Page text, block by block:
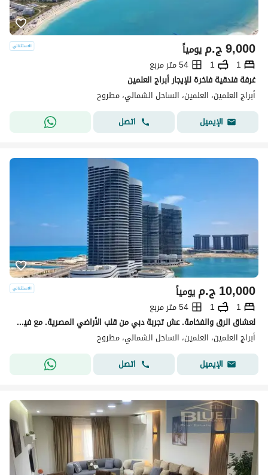
ج.م9,000 يومياً
1
1
54 متر مربع
غرفة فندقية فاخرة للإيجار أبراج العلمين
أبراج العلمين، العلمين، الساحل الشمالي، مطروح
الإيميل
اتصل
ج.م10,000 يومياً
1
1
54 متر مربع
لعشاق الرق والفخامة. عش تجربة دبي من قلب الأراضي المصرية. مع فيو خرافي للبحر والبحيرات. استمتع بتجربة مصيفية لا تنسي طوال العمر. في برج The Gate أميز أبراج العلمين الجديدة. الدور الثامن. غرفة فندقية فاخرة ذت إطلالة ساحرة لا تقاوم. جميع محتويات الشاليه من
أبراج العلمين، العلمين، الساحل الشمالي، مطروح
الإيميل
اتصل